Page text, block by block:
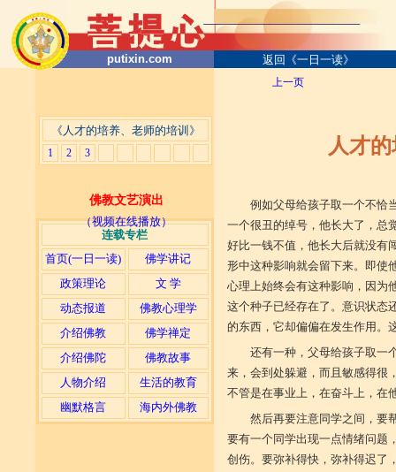
putixin.com 返回《一日一读》
《人才的培养、老师的培训》
1 2 3
佛教文艺演出
（视频在线播放）
连载专栏
首页(一日一读)
佛学讲记
政策理论
文 学
动态报道
佛教心理学
介绍佛教
佛学禅定
介绍佛陀
佛教故事
人物介绍
生活的教育
幽默格言
海内外佛教
上一页
人才的培养
例如父母给孩子取一个不恰
一个很丑的绰号，他长大了，总
好比一钱不值，他长大后就没有
形中这种影响就会留下来。即使
心理上始终会有这种影响，因为
这个种子已经存在了。意识状态
的东西，它却偏偏在发生作用。
还有一种，父母给孩子取一
来，会到处躲避，而且敏感得很
不管是在事业上，在奋斗上，在
然后再要注意同学之间，要
要有一个同学出现一点情绪问题
创伤。要弥补得快，弥补得迟了